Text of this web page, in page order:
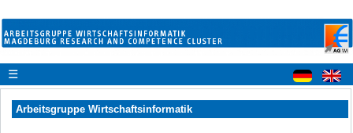
☰
Arbeitsgruppe Wirtschaftsinformatik